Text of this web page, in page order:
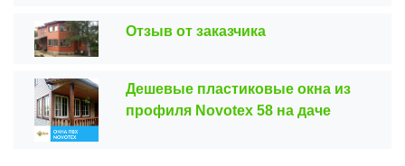
Отзыв от заказчика
Дешевые пластиковые окна из
профиля Novotex 58 на даче